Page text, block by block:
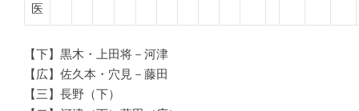
医
【下】黒木・上田将－河津
【広】佐久本・穴見－藤田
【三】長野（下）